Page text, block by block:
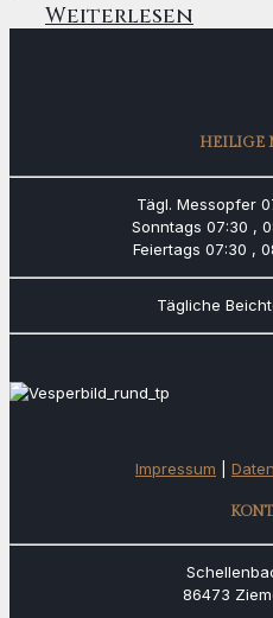
Weiterlesen
HEILIGE
Tägl. Messopfer
Sonntags 07:30 ,
Feiertags 07:30 ,
Tägliche
Impressum
86473